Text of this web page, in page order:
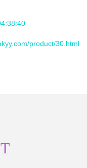
product/30.html